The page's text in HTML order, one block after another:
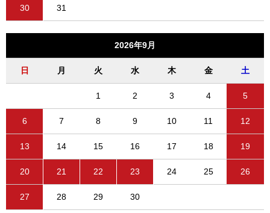
30 31
2026年9月
日 月 火 水 木 金 土
1 2 3 4 5
6 7 8 9 10 11 12
13 14 15 16 17 18 19
20 21 22 23 24 25 26
27 28 29 30